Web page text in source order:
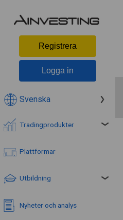
Registrera
Logga in
Svenska
Tradingprodukter
Plattformar
Utbildning
Nyheter och analys